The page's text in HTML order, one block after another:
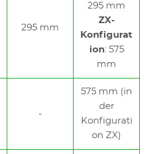
295 mm
295 mm
ZX-
Konfigurat
ion: 575
mm
575 mm (in
der
Konfigurati
on ZX)